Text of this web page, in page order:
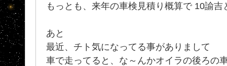
もっとも、来年の車検見積り概算で 10諭
あと
最近、チト気になってる事がありまして
車で走ってると、な～んかオイラの後ろの